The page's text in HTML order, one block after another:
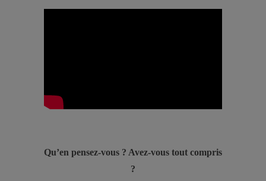
Qu’en pensez-vous ? Avez-vous tout compris
?